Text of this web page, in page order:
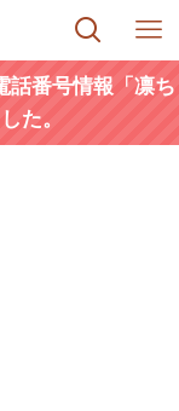
話番号情報「凛ち
た。